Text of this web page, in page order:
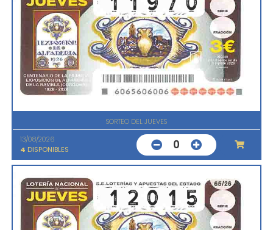
SORTEO DEL JUEVES
13/08/2026
4 DISPONIBLES 0